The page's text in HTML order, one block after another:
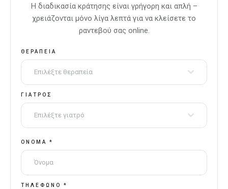
Η διαδικασία κράτησης είναι γρήγορη και απλή –
χρειάζονται μόνο λίγα λεπτά για να κλείσετε το
ραντεβού σας online.
ΘΕΡΑΠΕΊΑ
Επιλέξτε θεραπεία
ΓΙΑΤΡΌΣ
Επιλέξτε γιατρό
ΌΝΟΜΑ *
ΤΗΛΈΦΩΝΟ *